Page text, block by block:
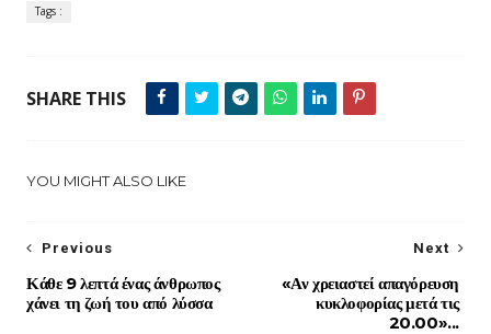
Tags :
SHARE THIS
YOU MIGHT ALSO LIKE
Next
«Αν χρειαστεί απαγόρευση
κυκλοφορίας μετά τις
20.00»...
Previous
Κάθε 9 λεπτά ένας άνθρωπος
χάνει τη ζωή του από λύσσα